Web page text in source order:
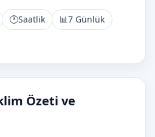
🕐Saatlik 📊7 Günlük
Özeti ve